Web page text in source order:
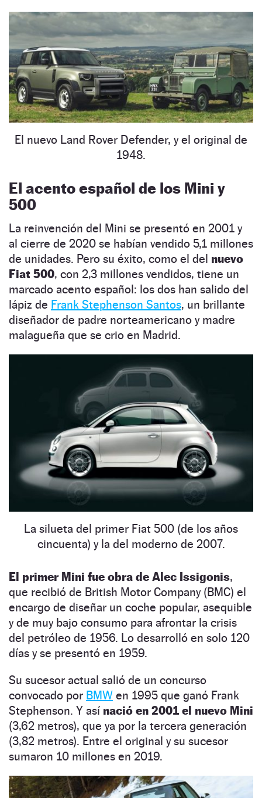
El nuevo Land Rover Defender, y el original de
1948.
El acento español de los Mini y
500
La reinvención del Mini se presentó en 2001 y
al cierre de 2020 se habían vendido 5,1 millones
de unidades. Pero su éxito, como el del nuevo
Fiat 500, con 2,3 millones vendidos, tiene un
marcado acento español: los dos han salido del
lápiz de Frank Stephenson Santos, un brillante
diseñador de padre norteamericano y madre
malagueña que se crio en Madrid.
La silueta del primer Fiat 500 (de los años
cincuenta) y la del moderno de 2007.
El primer Mini fue obra de Alec Issigonis,
que recibió de British Motor Company (BMC) el
encargo de diseñar un coche popular, asequible
y de muy bajo consumo para afrontar la crisis
del petróleo de 1956. Lo desarrolló en solo 120
días y se presentó en 1959.
Su sucesor actual salió de un concurso
convocado por BMW en 1995 que ganó Frank
Stephenson. Y así nació en 2001 el nuevo Mini
(3,62 metros), que ya por la tercera generación
(3,82 metros). Entre el original y su sucesor
sumaron 10 millones en 2019.